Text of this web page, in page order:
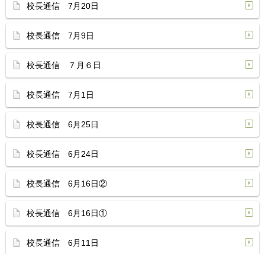
校長通信 7月20日
校長通信 7月9日
校長通信 ７月６日
校長通信 7月1日
校長通信 6月25日
校長通信 6月24日
校長通信 6月16日②
校長通信 6月16日①
校長通信 6月11日